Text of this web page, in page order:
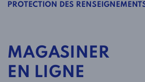
PROTECTION DES
MAGASINER
EN LIGNE